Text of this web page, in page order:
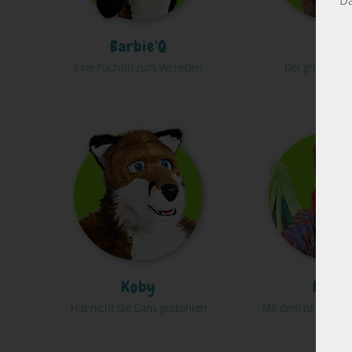
Barbie'Q
Eine Füchsin zum Verlieben Der größte
Koby
Hat nicht die Gans gestohlen
Lando
Mit dem ist gut